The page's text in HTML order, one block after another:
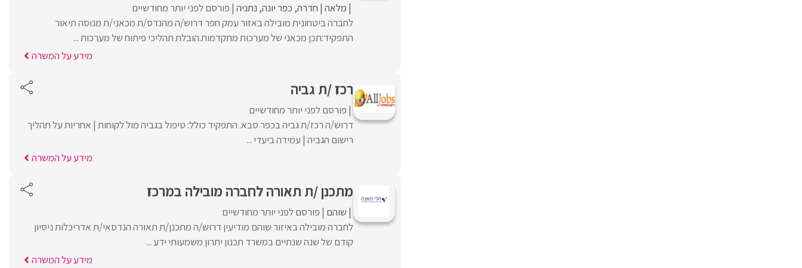
מלאה חדרה כפר יונה נתניה פורסם לפני יותר מחודשיים
לחברה ביטחונית מובילה באזור עמק חפר דרוש/ה מהנדס/ת מכאני/ת מנוסה תיאור
התפקיד:תכן מכאני של מערכות מתקדמות.הובלת תהליכי פיתוח של מערכות ...
מידע על המשרה
רכז /ת גביה
פורסם לפני יותר מחודשיים
דרוש/ה רכז/ת גביה בכפר סבא. התפקיד כולל: טיפול בגביה מול לקוחות | אחריות על תהליך
רישום הגביה | עמידה ביעדי ...
מידע על המשרה
מתכנן /ת תאורה לחברה מובילה במרכז
שוהם פורסם לפני יותר מחודשיים
לחברה מובילה באיזור שוהם מודיעין דרוש/ה מתכנן/ת תאורה הנדסאי/ת אדריכלות ניסיון
קודם של שנה שנתיים במשרד תכנון יתרון משמעותי ידע ...
מידע על המשרה